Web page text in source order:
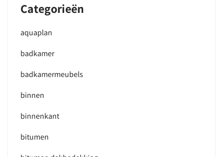
Categorieën
aquaplan
badkamer
badkamermeubels
binnen
binnenkant
bitumen